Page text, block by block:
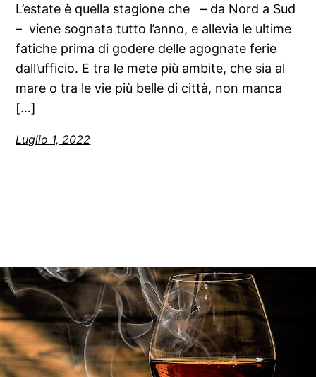
L’estate è quella stagione che – da Nord a Sud
– viene sognata tutto l’anno, e allevia le ultime
fatiche prima di godere delle agognate ferie
dall’ufficio. E tra le mete più ambite, che sia al
mare o tra le vie più belle di città, non manca
[…]
Luglio 1, 2022